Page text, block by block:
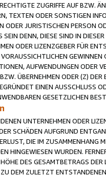
ZUGRIFFE AUF BZW.
TEXTEN ODER SONSTIGEN
ODER JURISTISCHEN PERSON
DENN, DIESE SIND IN
ODER LIZENZGEBER FÜR
AUFWENDUNGEN ODER
ÜBERNEHMEN ODER (Z)
EINEN AUSSCHLUSS
GESETZLICHEN
UNTERNEHMEN ODER
SCHÄDEN AUFGRUND
DIE IM ZUSAMMENHANG
HINGEWIESEN WURDEN.
DES GESAMTBETRAGS
DEM ZULETZT